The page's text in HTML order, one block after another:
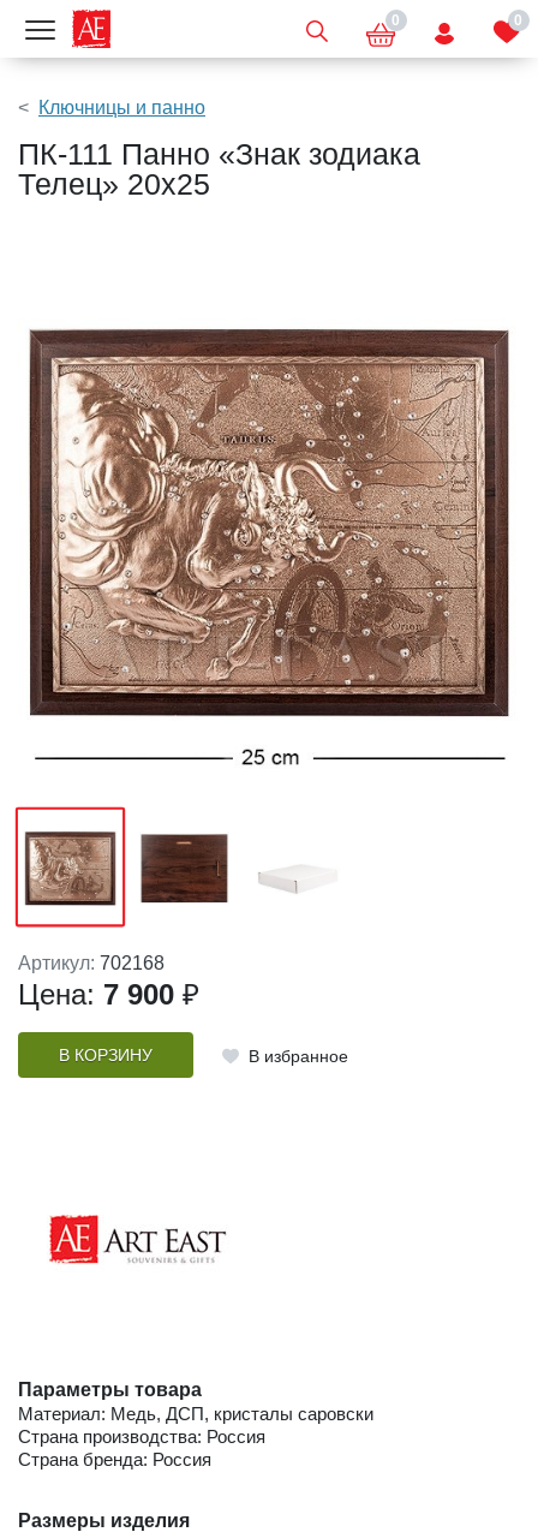
Показать меню 0 0
Ключницы и панно
ПК-111 Панно «Знак зодиака
Телец» 20х25
Артикул: 702168
Цена: 7 900 ₽
В КОРЗИНУ В избранное
Параметры товара
Материал: Медь, ДСП, кристалы саровски
Страна производства: Россия
Страна бренда: Россия
Размеры изделия